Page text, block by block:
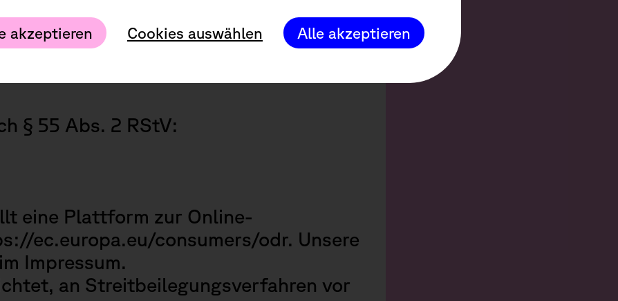
gemäß §27 a Umsatzsteuergesetz:
§ 55 Abs. 2 RStV:
eine Plattform zur Online-
ec.europa.eu/consumers/odr. Unsere
Impressum.
an Streitbeilegungsverfahren vor
Alle akzeptieren
akzeptieren Cookies auswählen